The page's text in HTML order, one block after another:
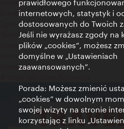
Kontakt
Credits
Zgoda na przetwarzanie danych
Terms of Use
Dostępność
Kontakt prasowy
Ustawienia cookies
prawidłowego
internetowych, statystyk i
dostosowanych do Twoich
Jeśli nie wyrażasz zgody na
plików „cookies”, możesz
domyślne w „Ustawieniach
zaawansowanych”.
Porada: Możesz zmienić
„cookies” w dowolnym
swojej wizyty na stronie
korzystając z linku